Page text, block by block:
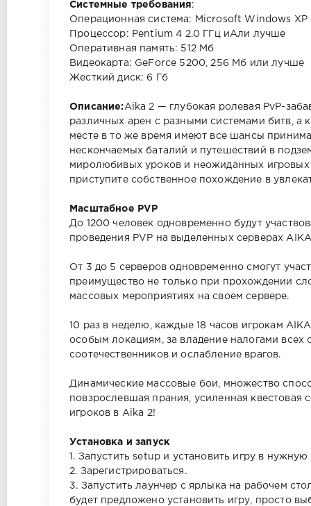
Системные требования:
Операционная система: Microsoft Windows
Процессор: Pentium 4 2.0 ГГц иAли лучше
Оперативная память: 512 Мб
Видеокарта: GeForce 5200, 256 Мб или лучше
Жесткий диск: 6 Гб
Описание:Aika 2 — глубокая ролевая PvP-
различных арен с разными системами битв,
месте в то же время имеют все шансы
нескончаемых баталий и путешествий в
миролюбивых уроков и неожиданных игровых
приступите собственное похождение в
Масштабное PVP
До 1200 человек одновременно будут
проведения PVP на выделенных серверах
От 3 до 5 серверов одновременно смогут
преимущество не только при прохождении
массовых мероприятиях на своем сервере.
10 раз в неделю, каждые 18 часов игрокам
особым локациям, за владение налогами всех
соотечественников и ослабление врагов.
Динамические массовые бои, множество
повзрослевшая прания, усиленная
игроков в Aika 2!
Установка и запуск
1. Запустить setup и установить игру в
2. Зарегистрироваться.
3. Запустить лаунчер с ярлыка на рабочем
будет предложено установить игру, просто